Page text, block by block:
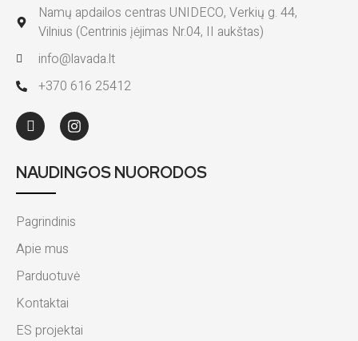
Namų apdailos centras UNIDECO, Verkių g. 44,
Vilnius (Centrinis įėjimas Nr.04, II aukštas)
info@lavada.lt
+370 616 25412
NAUDINGOS NUORODOS
Pagrindinis
Apie mus
Parduotuvė
Kontaktai
ES projektai